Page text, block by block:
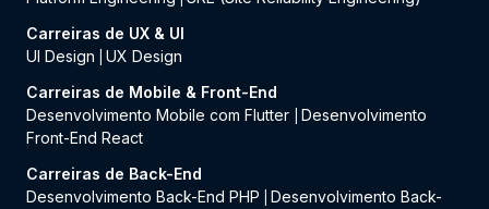
Carreiras de UX & UI
UI Design
UX Design
Carreiras de Mobile & Front-End
Desenvolvimento Mobile com Flutter
Desenvolvimento
Front-End React
Carreiras de Back-End
Desenvolvimento Back-End PHP
Desenvolvimento Back-